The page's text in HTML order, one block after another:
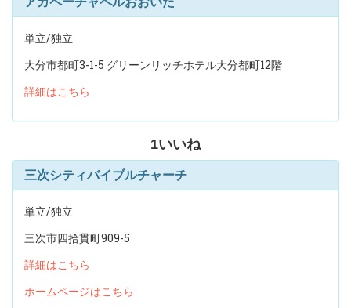
単立/独立
大分市都町3-1-5 グリーンリッチホテル大分都町12階
詳細はこちら
1いいね
三次シティバイブルチャーチ
単立/独立
三次市四拾貫町909-5
詳細はこちら
ホームページはこちら